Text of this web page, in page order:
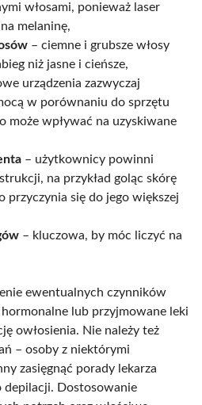
włosami, ponieważ laser
melaninę,
– ciemne i grubsze włosy
niż jasne i cieńsze,
urządzenia zazwyczaj
w porównaniu do sprzętu
może wpływać na uzyskiwane
– użytkownicy powinni
na przykład goląc skórę
przyczynia się do jego większej
– kluczowa, by móc liczyć na
ewentualnych czynników
lub przyjmowane leki
owłosienia. Nie należy też
– osoby z niektórymi
zasięgnąć porady lekarza
depilacji. Dostosowanie